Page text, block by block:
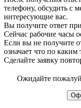
телефону, обсудить с
интересующие вас.
Вы получите ответ
Сейчас рабочие часы
Если вы не получите
означает что по
Сделайте заявку
Ожидайте